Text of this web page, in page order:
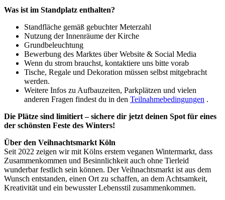
Was ist im Standplatz enthalten?
Standfläche gemäß gebuchter Meterzahl
Nutzung der Innenräume der Kirche
Grundbeleuchtung
Bewerbung des Marktes über Website & Social Media
Wenn du strom brauchst, kontaktiere uns bitte vorab
Tische, Regale und Dekoration müssen selbst mitgebracht
werden.
Weitere Infos zu Aufbauzeiten, Parkplätzen und vielen
anderen Fragen findest du in den Teilnahmebedingungen .
Die Plätze sind limitiert – sichere dir jetzt deinen Spot für eines
der schönsten Feste des Winters!
Über den Veihnachtsmarkt Köln
Seit 2022 zeigen wir mit Kölns erstem veganen Wintermarkt, dass
Zusammenkommen und Besinnlichkeit auch ohne Tierleid
wunderbar festlich sein können. Der Veihnachtsmarkt ist aus dem
Wunsch entstanden, einen Ort zu schaffen, an dem Achtsamkeit,
Kreativität und ein bewusster Lebensstil zusammenkommen.